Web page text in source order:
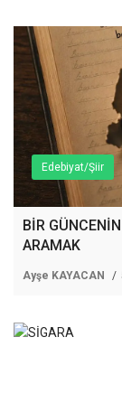
Edebiyat/Şiir
BİR
ARAMAK
Ayşe KAYACAN